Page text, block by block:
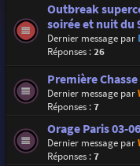
Outbreak
soirée et nuit du
Dernier message par
Réponses :26
Première
Dernier message par
Réponses :7
Orage Paris 03-
Dernier message par
Réponses :7